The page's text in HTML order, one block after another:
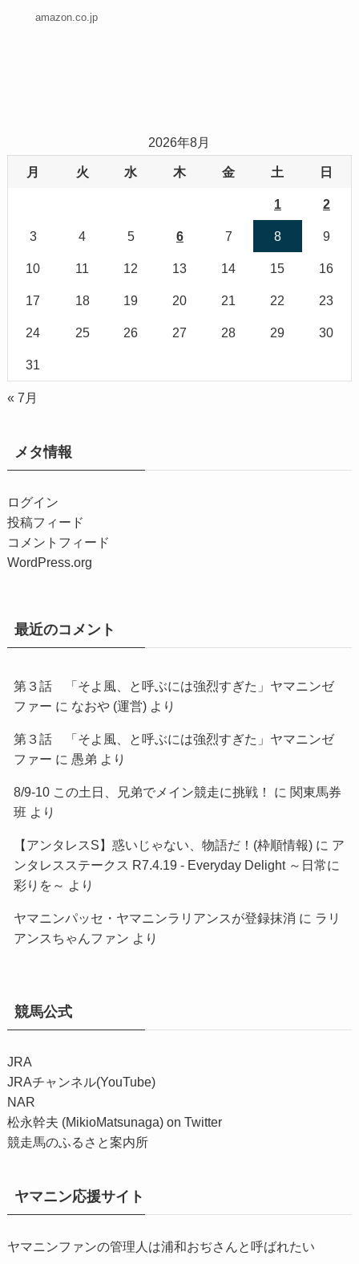
amazon.co.jp
2026年8月
月 火 水 木 金 土 日
1 2
3 4 5 6 7 8 9
10 11 12 13 14 15 16
17 18 19 20 21 22 23
24 25 26 27 28 29 30
31
« 7月
メタ情報
ログイン
投稿フィード
コメントフィード
WordPress.org
最近のコメント
第３話 「そよ風、と呼ぶには強烈すぎた」ヤマニンゼ
ファー に なおや (運営)より
第３話 「そよ風、と呼ぶには強烈すぎた」ヤマニンゼ
ファー に 愚弟 より
8/9-10 この土日、兄弟でメイン競走に挑戦！ に 関東馬券
班 より
【アンタレスS】惑いじゃない、物語だ！(枠順情報)に ア
ンタレスステークス R7.4.19 - Everyday Delight ～日常に
彩りを～ より
ヤマニンパッセ・ヤマニンラリアンスが登録抹消 に ラリ
アンスちゃんファン より
競馬公式
JRA
JRAチャンネル(YouTube)
NAR
松永幹夫 (MikioMatsunaga) on Twitter
競走馬のふるさと案内所
ヤマニン応援サイト
ヤマニンファンの管理人は浦和おぢさんと呼ばれたい